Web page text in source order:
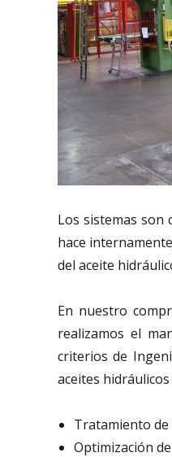
Los sistemas son
hace
del aceite
En nuestro
realizamos el
criterios de
aceites
Tratamiento de
Optimización